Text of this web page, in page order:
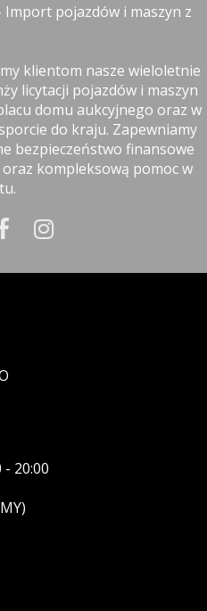
Import pojazdów i maszyn z
klientom nasze wieloletnie
licytacji pojazdów i maszyn
domu aukcyjnego oraz w
do kraju. Zapewniamy
bezpieczeństwo finansowe
kompleksową pomoc w
- 20:00